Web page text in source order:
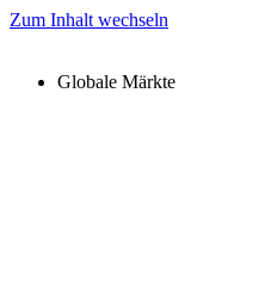
Zum Inhalt wechseln
Globale Märkte